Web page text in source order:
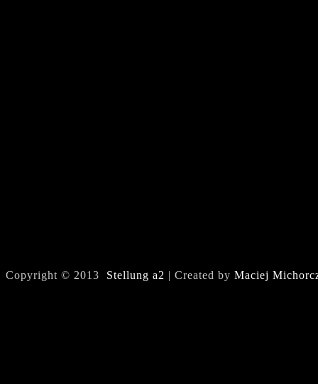
Copyright © 2013 Stellung a2 | Created by Maciej